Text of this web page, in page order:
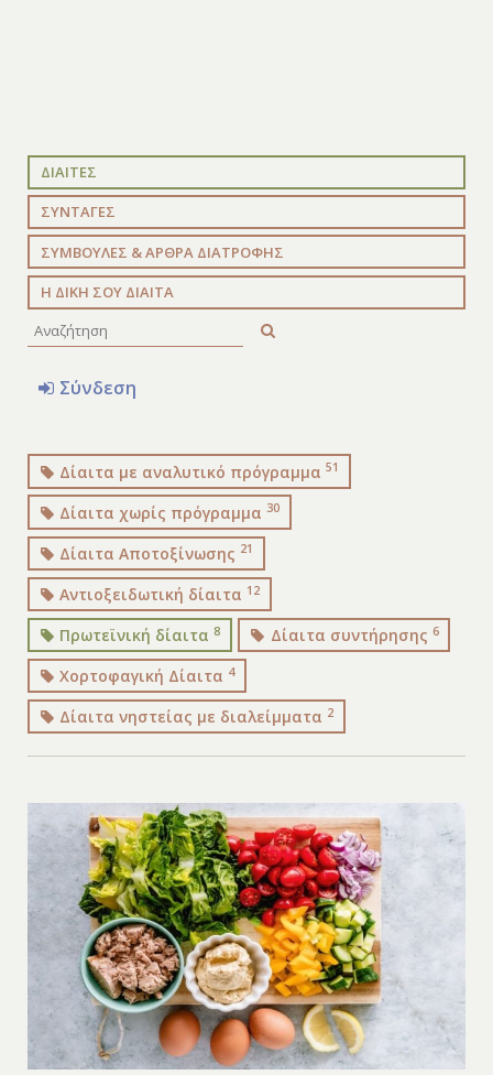
ΔΙΑΙΤΕΣ
ΣΥΝΤΑΓΕΣ
ΣΥΜΒΟΥΛΕΣ & ΑΡΘΡΑ ΔΙΑΤΡΟΦΗΣ
Η ΔΙΚΗ ΣΟΥ ΔΙΑΙΤΑ
Σύνδεση
Δίαιτα με αναλυτικό πρόγραμμα51
Δίαιτα χωρίς πρόγραμμα 30
Δίαιτα Αποτοξίνωσης 21
Αντιοξειδωτική δίαιτα 12
Πρωτεϊνική δίαιτα 8 Δίαιτα συντήρησης 6
Χορτοφαγική Δίαιτα 4
Δίαιτα νηστείας με διαλείμματα 2